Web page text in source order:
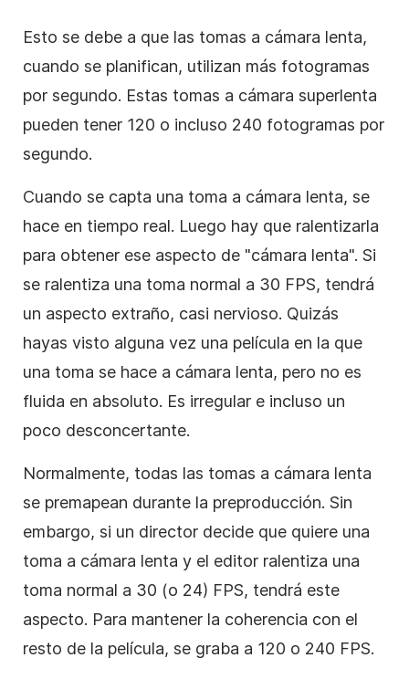
Esto se debe a que las tomas a cámara lenta,
cuando se planifican, utilizan más fotogramas
por segundo. Estas tomas a cámara superlenta
pueden tener 120 o incluso 240 fotogramas por
segundo.
Cuando se capta una toma a cámara lenta, se
hace en tiempo real. Luego hay que ralentizarla
para obtener ese aspecto de "cámara lenta". Si
se ralentiza una toma normal a 30 FPS, tendrá
un aspecto extraño, casi nervioso. Quizás
hayas visto alguna vez una película en la que
una toma se hace a cámara lenta, pero no es
fluida en absoluto. Es irregular e incluso un
poco desconcertante.
Normalmente, todas las tomas a cámara lenta
se premapean durante la preproducción. Sin
embargo, si un director decide que quiere una
toma a cámara lenta y el editor ralentiza una
toma normal a 30 (o 24) FPS, tendrá este
aspecto. Para mantener la coherencia con el
resto de la película, se graba a 120 o 240 FPS.